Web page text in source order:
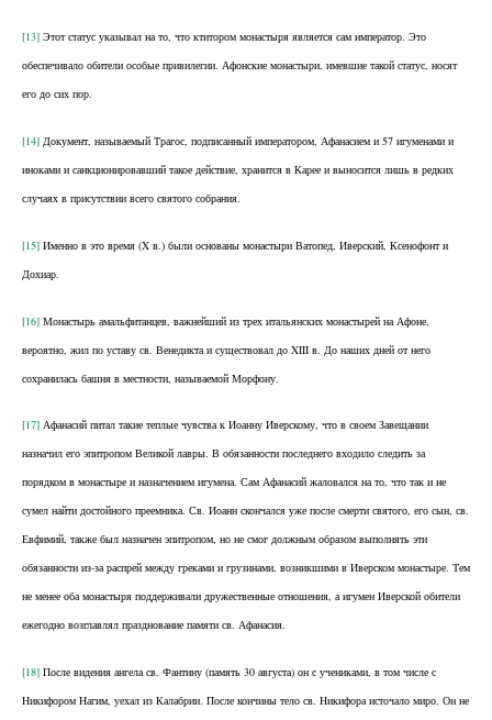
[13] Этот статус указывал на то, что ктитором монастыря является сам император. Это
обеспечивало обители особые привилегии. Афонские монастыри, имевшие такой статус, носят
его до сих пор.
[14] Документ, называемый Трагос, подписанный императором, Афанасием и 57 игуменами и
иноками и санкционировавший такое действие, хранится в Карее и выносится лишь в редких
случаях в присутствии всего святого собрания.
[15] Именно в это время (X в.) были основаны монастыри Ватопед, Иверский, Ксенофонт и
Дохиар.
[16] Монастырь амальфитанцев, важнейший из трех итальянских монастырей на Афоне,
вероятно, жил по уставу св. Венедикта и существовал до XIII в. До наших дней от него
сохранилась башня в местности, называемой Морфону.
[17] Афанасий питал такие теплые чувства к Иоанну Иверскому, что в своем Завещании
назначил его эпитропом Великой лавры. В обязанности последнего входило следить за
порядком в монастыре и назначением игумена. Сам Афанасий жаловался на то, что так и не
сумел найти достойного преемника. Св. Иоанн скончался уже после смерти святого, его сын, св.
Евфимий, также был назначен эпитропом, но не смог должным образом выполнять эти
обязанности из-за распрей между греками и грузинами, возникшими в Иверском монастыре. Тем
не менее оба монастыря поддерживали дружественные отношения, а игумен Иверской обители
ежегодно возглавлял празднование памяти св. Афанасия.
[18] После видения ангела св. Фантину (память 30 августа) он с учениками, в том числе с
Никифором Нагим, уехал из Калабрии. После кончины тело св. Никифора источало миро. Он не